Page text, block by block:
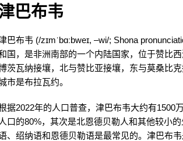
巴布韦
巴布韦 (/zɪmˈbɑːbweɪ, –wi/; Shona
国，是非洲南部的一个内陆国家，位于赞比
茨瓦纳接壤，北与赞比亚接壤，东与莫桑比
市是布拉瓦约。
据2022年的人口普查，津巴布韦大约有1500
人口的80%，其次是北恩德贝勒人和其他较小
、绍纳语和恩德贝勒语是最常见的。津巴布